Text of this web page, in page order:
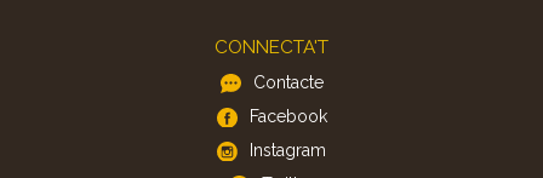
CONNECTA'T
Contacte
Facebook
Instagram